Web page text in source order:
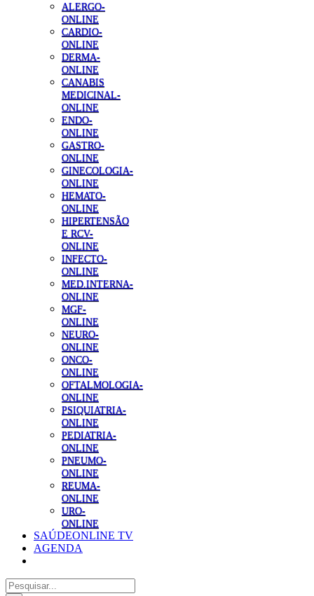
ALERGO-
ONLINE
CARDIO-
ONLINE
DERMA-
ONLINE
CANABIS
MEDICINAL-
ONLINE
ENDO-
ONLINE
GASTRO-
ONLINE
GINECOLOGIA-
ONLINE
HEMATO-
ONLINE
HIPERTENSÃO
E RCV-
ONLINE
INFECTO-
ONLINE
MED.INTERNA-
ONLINE
MGF-
ONLINE
NEURO-
ONLINE
ONCO-
ONLINE
OFTALMOLOGIA-
ONLINE
PSIQUIATRIA-
ONLINE
PEDIATRIA-
ONLINE
PNEUMO-
ONLINE
REUMA-
ONLINE
URO-
ONLINE
SAÚDEONLINE TV
AGENDA
Pesquisar